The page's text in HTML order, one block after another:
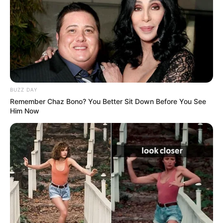
BUZZ DAY
Remember Chaz Bono? You Better Sit Down Before You See
Him Now